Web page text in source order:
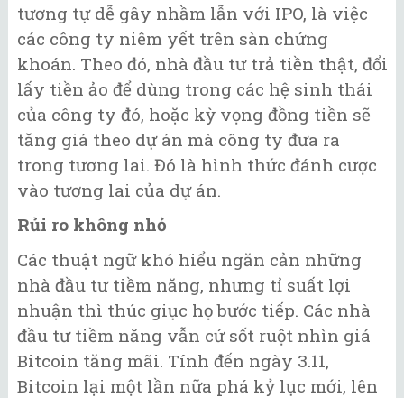
tương tự dễ gây nhầm lẫn với IPO, là việc
các công ty niêm yết trên sàn chứng
khoán. Theo đó, nhà đầu tư trả tiền thật, đổi
lấy tiền ảo để dùng trong các hệ sinh thái
của công ty đó, hoặc kỳ vọng đồng tiền sẽ
tăng giá theo dự án mà công ty đưa ra
trong tương lai. Đó là hình thức đánh cược
vào tương lai của dự án.
Rủi ro không nhỏ
Các thuật ngữ khó hiểu ngăn cản những
nhà đầu tư tiềm năng, nhưng tỉ suất lợi
nhuận thì thúc giục họ bước tiếp. Các nhà
đầu tư tiềm năng vẫn cứ sốt ruột nhìn giá
Bitcoin tăng mãi. Tính đến ngày 3.11,
Bitcoin lại một lần nữa phá kỷ lục mới, lên